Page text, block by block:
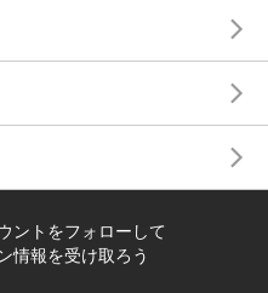
ントをフォローして
情報を受け取ろう